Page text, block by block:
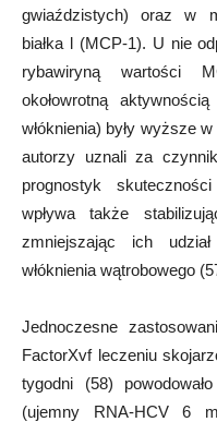
gwiaździstych) oraz w
białka l (MCP-1). U nie
rybawiryną wartości
okołowrotną
włóknienia) były wyższe
autorzy uznali za
prognostyk
wpływa także
zmniejszając ich
włóknienia wątrobowego
Jednoczesne
FactorXvf leczeniu
tygodni (58)
(ujemny RNA-HCV 6